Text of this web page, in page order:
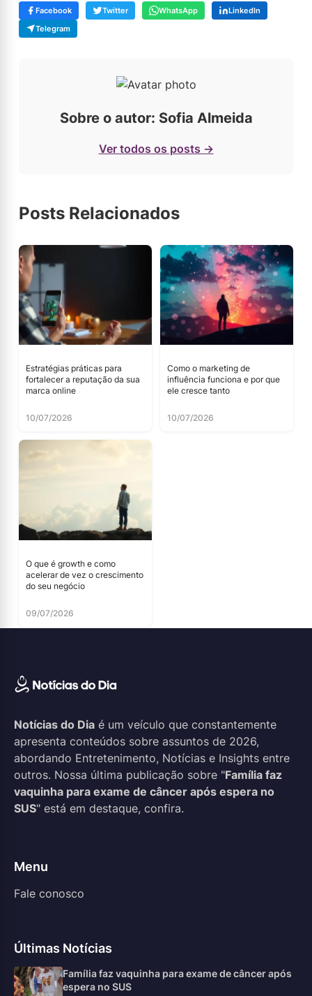
Facebook Twitter WhatsApp
LinkedIn
Telegram
Sobre o autor: Sofia Almeida
Ver todos os posts →
Posts Relacionados
Estratégias práticas para
fortalecer a reputação da sua
marca online
10/07/2026
Como o marketing de
influência funciona e por que
ele cresce tanto
10/07/2026
O que é growth e como
acelerar de vez o crescimento
do seu negócio
09/07/2026
Notícias do Dia é um veículo que constantemente
apresenta conteúdos sobre assuntos de 2026,
abordando Entretenimento, Notícias e Insights entre
outros. Nossa última publicação sobre "Família faz
vaquinha para exame de câncer após espera no
SUS" está em destaque, confira.
Menu
Fale conosco
Últimas Notícias
Família faz vaquinha para exame de câncer após
espera no SUS